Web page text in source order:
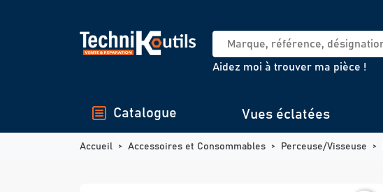
Aidez moi à trouver ma pièce !
Catalogue Vues éclatées
Accueil Accessoires et Consommables Perceuse/Visseuse